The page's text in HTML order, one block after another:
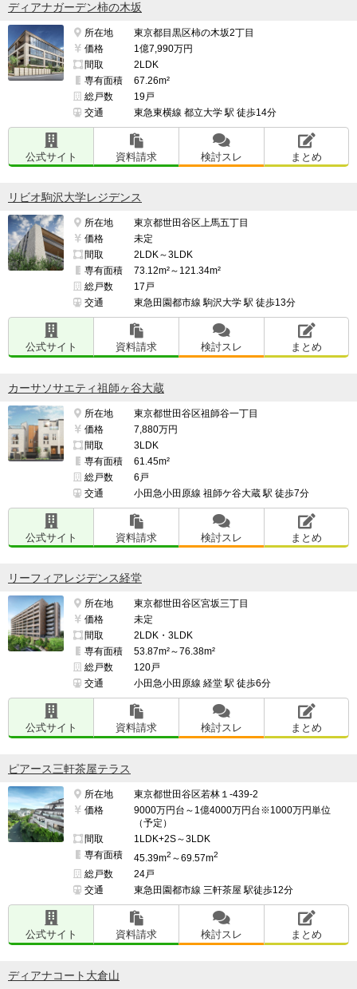
ディアナガーデン柿の木坂
所在地
東京都目黒区柿の木坂2丁目
価格
1億7,990万円
間取
2LDK
専有面積
67.26m²
総戸数
19戸
交通
東急東横線 都立大学 駅 徒歩14分
公式サイト 資料請求 検討スレ まとめ
リビオ駒沢大学レジデンス
所在地
東京都世田谷区上馬五丁目
価格
未定
間取
2LDK～3LDK
専有面積
73.12m²～121.34m²
総戸数
17戸
交通
東急田園都市線 駒沢大学 駅 徒歩13分
公式サイト 資料請求 検討スレ まとめ
カーサソサエティ祖師ヶ谷大蔵
所在地
東京都世田谷区祖師谷一丁目
価格
7,880万円
間取
3LDK
専有面積
61.45m²
総戸数
6戸
交通
小田急小田原線 祖師ケ谷大蔵 駅 徒歩7分
公式サイト 資料請求 検討スレ まとめ
リーフィアレジデンス経堂
所在地
東京都世田谷区宮坂三丁目
価格
未定
間取
2LDK・3LDK
専有面積
53.87m²～76.38m²
総戸数
120戸
交通
小田急小田原線 経堂 駅 徒歩6分
公式サイト 資料請求 検討スレ まとめ
ピアース三軒茶屋テラス
所在地
東京都世田谷区若林１-439-2
価格
9000万円台～1億4000万円台※1000万円単位
（予定）
間取
1LDK+2S～3LDK
専有面積
45.39m2 ～69.57m2
総戸数
24戸
交通
東急田園都市線 三軒茶屋 駅徒歩12分
公式サイト 資料請求 検討スレ まとめ
ディアナコート大倉山